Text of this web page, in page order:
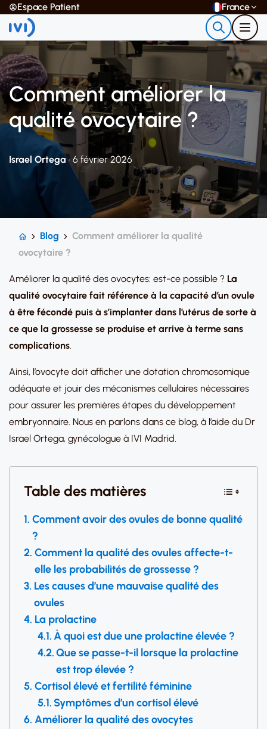
Espace Patient France
Comment améliorer la
qualité ovocytaire ?
Israel Ortega· 6 février 2026
Blog
Comment améliorer la qualité
ovocytaire ?
Améliorer la qualité des ovocytes: est-ce possible ? La
qualité ovocytaire fait référence à la capacité d’un ovule
à être fécondé puis à s’implanter dans l’utérus de sorte à
ce que la grossesse se produise et arrive à terme sans
complications.
Ainsi, l’ovocyte doit afficher une dotation chromosomique
adéquate et jouir des mécanismes cellulaires nécessaires
pour assurer les premières étapes du développement
embryonnaire. Nous en parlons dans ce blog, à l’aide du Dr
Israel Ortega, gynécologue à IVI Madrid.
Table des matières
Comment avoir des ovules de bonne qualité
?
Comment la qualité des ovules affecte-t-
elle les probabilités de grossesse ?
Les causes d’une mauvaise qualité des
ovules
La prolactine
À quoi est due une prolactine élevée ?
Que se passe-t-il lorsque la prolactine
est trop élevée ?
Cortisol élevé et fertilité féminine
Symptômes d’un cortisol élevé
Améliorer la qualité des ovocytes